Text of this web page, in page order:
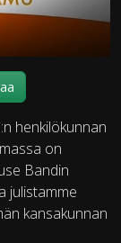
henkilökunnan
on
Bandin
julistamme
kansakunnan